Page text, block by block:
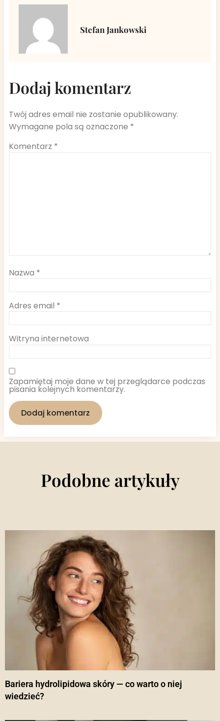
Stefan Jankowski
Dodaj komentarz
Twój adres email nie zostanie opublikowany.
Wymagane pola są oznaczone *
Komentarz *
Nazwa *
Adres email *
Witryna internetowa
Zapamiętaj moje dane w tej przeglądarce podczas
pisania kolejnych komentarzy.
Podobne artykuły
Bariera hydrolipidowa skóry — co warto o niej
wiedzieć?